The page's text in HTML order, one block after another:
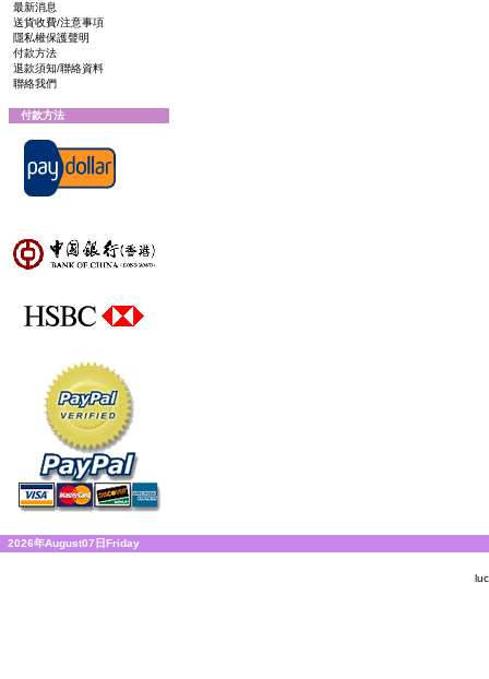
最新消息
送貨收費/注意事項
隱私權保護聲明
付款方法
退款須知/聯絡資料
聯絡我們
付款方法
2026年August07日Friday